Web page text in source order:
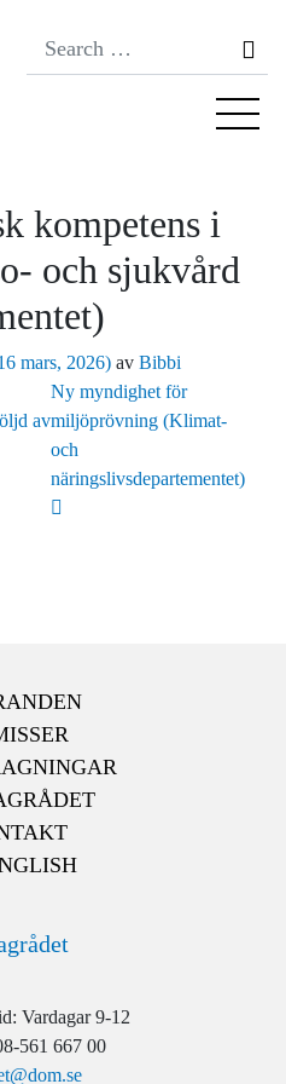
kompetens i
och sjukvård
mars, 2026) av Bibbi
av
Ny myndighet för
miljöprövning (Klimat-
och
näringslivsdepartementet)
Vardagar 9-12
561 667 00